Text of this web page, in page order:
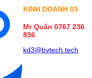
KINH DOANH 03
Mr Quân 0767 236
836
kd3@bvtech.tech